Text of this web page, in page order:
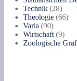
Technik 2828
Theologie 6666
Varia 9090
Produkte
Wirtschaft 99
Zoologische